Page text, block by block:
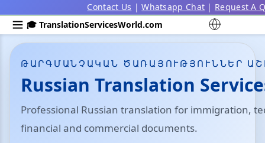
Contact Us |Whatsapp Chat | Request A
🎓 TranslationServicesWorld.com
ԹԱՐԳՄԱՆՉԱԿԱՆ ԾԱՌԱՅՈՒԹՅՈՒՆՆԵՐ
Russian Translation
Professional Russian translation for immigration,
financial and commercial documents.